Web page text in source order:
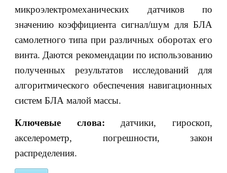
микроэлектромеханических датчиков по
значению коэффициента сигнал/шум для БЛА
самолетного типа при различных оборотах его
винта. Даются рекомендации по использованию
полученных результатов исследований для
алгоритмического обеспечения навигационных
систем БЛА малой массы.
Ключевые слова: датчики, гироскоп,
акселерометр, погрешности, закон
распределения.